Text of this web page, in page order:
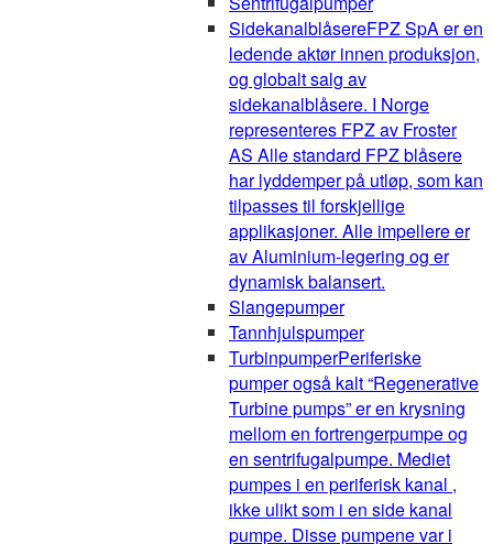
SidekanalblåsereFPZ SpA er en
ledende aktør innen produksjon,
og globalt salg av
sidekanalblåsere. I Norge
representeres FPZ av Froster
AS Alle standard FPZ blåsere
har lyddemper på utløp, som kan
tilpasses til forskjellige
applikasjoner. Alle impellere er
av Aluminium-legering og er
dynamisk balansert.
Slangepumper
Tannhjulspumper
TurbinpumperPeriferiske
pumper også kalt “Regenerative
Turbine pumps” er en krysning
mellom en fortrengerpumpe og
en sentrifugalpumpe. Mediet
pumpes i en periferisk kanal ,
ikke ulikt som i en side kanal
pumpe. Disse pumpene var i